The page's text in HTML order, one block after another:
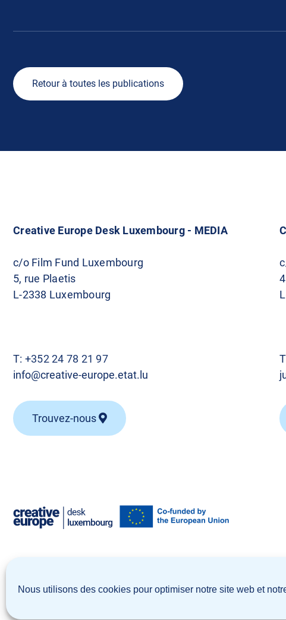
Nous utilisons des cookies pour optimiser notre site web et
Retour à toutes les publications
Creative Europe Desk Luxembourg - MEDIA
c/o Film Fund Luxembourg
5, rue Plaetis
L-2338 Luxembourg
T: +352 24 78 21 97
info@creative-europe.etat.lu
Trouvez-nous
© Creative Europe Desk Luxembourg 2026